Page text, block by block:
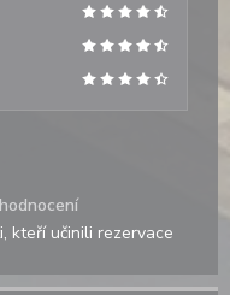
kteří učinili rezervace